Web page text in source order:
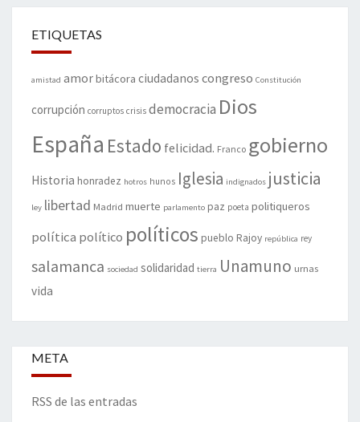
ETIQUETAS
amistad amorbitácora ciudadanos congreso Constitución
corrupción corruptos crisis democracia Dios
España Estado felicidad. Franco gobierno
Historia honradez hotros hunos Iglesia indignados justicia
ley libertad Madrid muerte parlamento paz poeta politiqueros
política político políticos pueblo Rajoy república rey
salamanca sociedad solidaridad tierra Unamuno urnas
vida
META
RSS de las entradas